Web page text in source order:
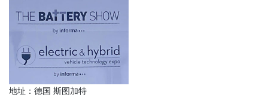
地址：德国 斯图加特